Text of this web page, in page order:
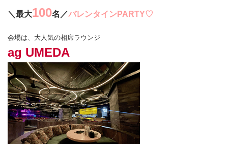
＼最大100名／バレンタインPARTY♡
会場は、大人気の相席ラウンジ
ag UMEDA